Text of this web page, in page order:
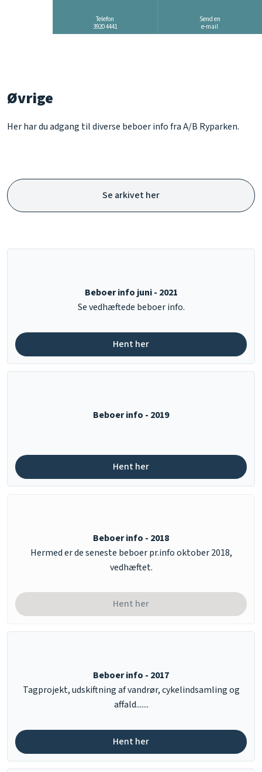
Telefon
3920 4441
Send en
​e-mail
Øvrige
Her har du adgang til diverse beboer info fra A/B Ryparken.
Se arkivet her
Beboer info juni - 2021
​Se vedhæftede beboer info.
Hent her​
Beboer info - 2019
Hent her​
Beboer info - 2018
​Hermed er de seneste beboer pr.info oktober 2018,
vedhæftet.
Hent her​
Beboer info - 2017
​Tagprojekt, udskiftning af vandrør, cykelindsamling og
affald.......
Hent her​